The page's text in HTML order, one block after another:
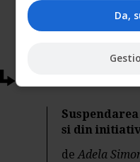
si din
deAdela
Da,